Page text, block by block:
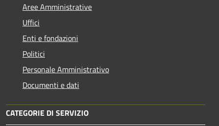
Aree Amministrative
Uffici
Enti e fondazioni
Politici
Personale Amministrativo
Documenti e dati
CATEGORIE DI SERVIZIO